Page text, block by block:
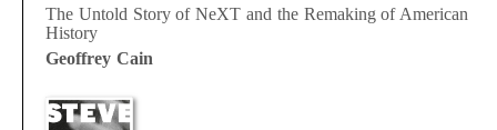
The Untold Story of NeXT and the Remaking of American
History
Geoffrey Cain